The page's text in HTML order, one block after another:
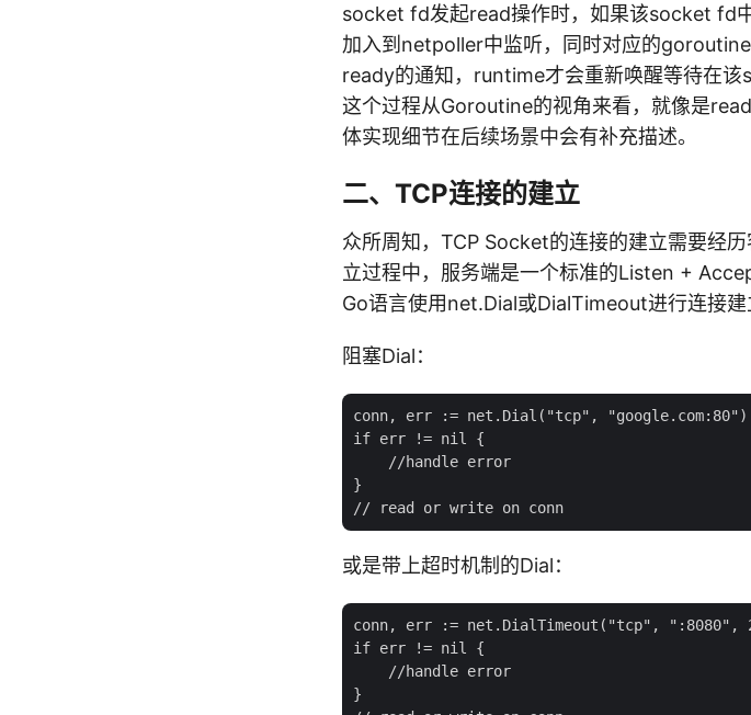
socket fd发起read操作时，如果该socket fd
加入到netpoller中监听，同时对应的
ready的通知，runtime才会重新唤醒等待在
这个过程从Goroutine的视角来看，就像是
体实现细节在后续场景中会有补充描述。
二、TCP连接的建立
众所周知，TCP Socket的连接的建立需要经
立过程中，服务端是一个标准的Listen +
Go语言使用net.Dial或DialTimeout进行连接建
阻塞Dial：
conn, err := net.Dial("tcp", "google.com:80")
if err != nil {
    //handle error
}
或是带上超时机制的Dial：
conn, err := net.DialTimeout("tcp", ":8080",
if err != nil {
    //handle error
}